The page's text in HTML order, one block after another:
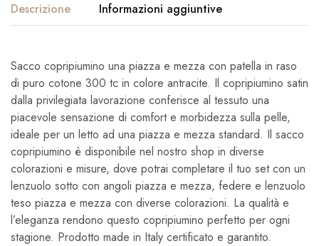
Descrizione Informazioni aggiuntive
Sacco copripiumino una piazza e mezza con patella in raso
di puro cotone 300 tc in colore antracite. Il copripiumino satin
dalla privilegiata lavorazione conferisce al tessuto una
piacevole sensazione di comfort e morbidezza sulla pelle,
ideale per un letto ad una piazza e mezza standard. Il sacco
copripiumino è disponibile nel nostro shop in diverse
colorazioni e misure, dove potrai completare il tuo set con un
lenzuolo sotto con angoli piazza e mezza, federe e lenzuolo
teso piazza e mezza con diverse colorazioni. La qualità e
l’eleganza rendono questo copripiumino perfetto per ogni
stagione. Prodotto made in Italy certificato e garantito.